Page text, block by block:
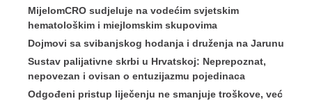
MijelomCRO sudjeluje na vodećim svjetskim
hematološkim i miejlomskim skupovima
Dojmovi sa svibanjskog hodanja i druženja na Jarunu
Sustav palijativne skrbi u Hrvatskoj: Neprepoznat,
nepovezan i ovisan o entuzijazmu pojedinaca
Odgođeni pristup liječenju ne smanjuje troškove, već